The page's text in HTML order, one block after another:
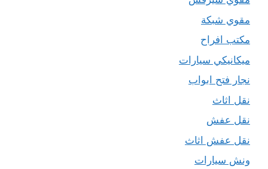
مقوي شبكة
مكتب افراح
ميكانيكي سيارات
نجار فتح ابواب
نقل اثاث
نقل عفش
نقل عفش اثاث
ونش سيارات